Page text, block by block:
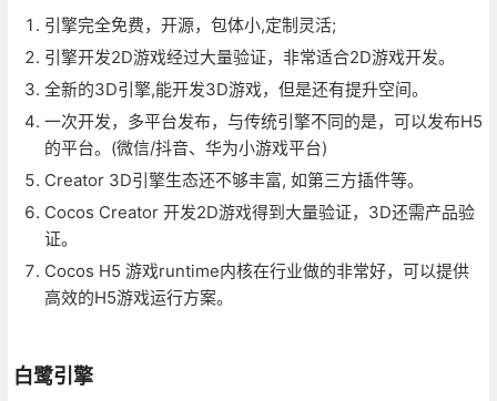
引擎完全免费，开源，包体小,定制灵活;
引擎开发2D游戏经过大量验证，非常适合2D游戏开发。
全新的3D引擎,能开发3D游戏，但是还有提升空间。
一次开发，多平台发布，与传统引擎不同的是，可以发布H5
的平台。(微信/抖音、华为小游戏平台)
Creator 3D引擎生态还不够丰富, 如第三方插件等。
Cocos Creator 开发2D游戏得到大量验证，3D还需产品验
证。
Cocos H5 游戏runtime内核在行业做的非常好，可以提供
高效的H5游戏运行方案。
白鹭引擎